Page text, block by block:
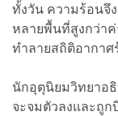
ทั้งวัน ความร้อนจึ
หลายพื้นที่สูงกว่าค่
ทำลายสถิติอากาศ
นักอุตุนิยมวิทยาอ
จะจมตัวลงและถู